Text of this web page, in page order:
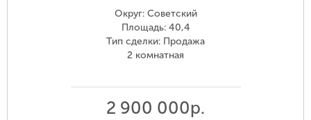
Округ: Советский
Площадь: 40,4
Тип сделки: Продажа
2 комнатная
2 900 000р.